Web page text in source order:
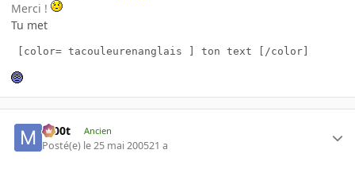
Merci !
Tu met
[color= tacouleurenanglais ] ton text [/color]
m00t Ancien
Posté(e) le 25 mai 200521 a